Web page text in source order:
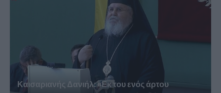
Καισαριανής Δανιήλ: «Εκ του ενός άρτου